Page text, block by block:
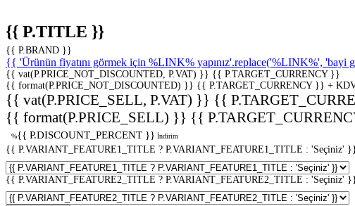
{{ P.TITLE }}
{{ P.BRAND }}
{{ 'Ürünün fiyatını görmek için %LINK% yapınız'.replace('%LINK%', 'bayi
{{ vat(P.PRICE_NOT_DISCOUNTED, P.VAT) }} {{ P.TARGET_CURRENCY }}
{{ format(P.PRICE_NOT_DISCOUNTED) }} {{ P.TARGET_CURRENCY }} +
{{ vat(P.PRICE_SELL, P.VAT) }} {{
{{ format(P.PRICE_SELL) }} {{
%{{ P.DISCOUNT_PERCENT }} İndirim
{{ P.VARIANT_FEATURE1_TITLE ? P.VARIANT_FEATURE1_TITLE : 'Seçiniz'
{{ P.VARIANT_FEATURE2_TITLE ? P.VARIANT_FEATURE2_TITLE : 'Seçiniz'